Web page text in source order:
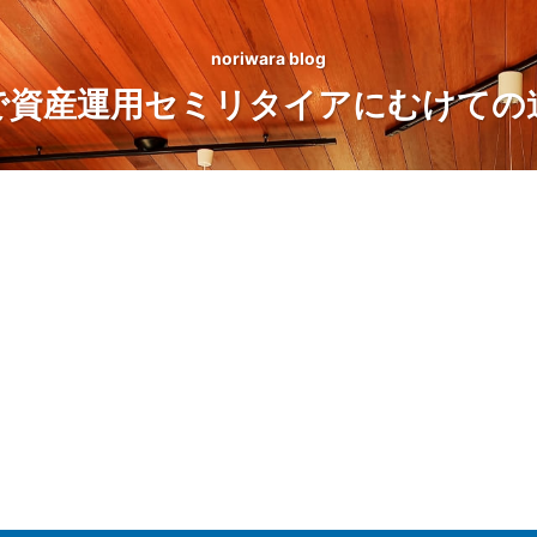
noriwara blog
資産運用セミリタイアにむけての